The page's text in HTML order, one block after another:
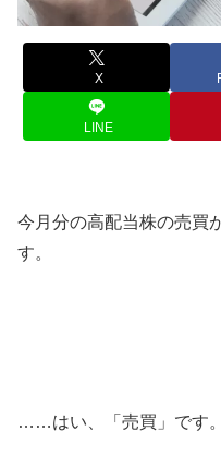
X
LINE
今月分の高配当株の売買
す。
……はい、「売買」です